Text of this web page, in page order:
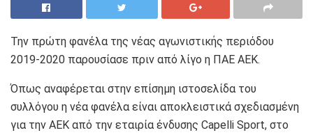
Την πρώτη φανέλα της νέας αγωνιστικής περιόδου
2019-2020 παρουσίασε πριν από λίγο η ΠΑΕ ΑΕΚ.
Όπως αναφέρεται στην επίσημη ιστοσελίδα του
συλλόγου η νέα φανέλα είναι αποκλειστικά σχεδιασμένη
για την ΑΕΚ από την εταιρία ένδυσης Capelli Sport, στο